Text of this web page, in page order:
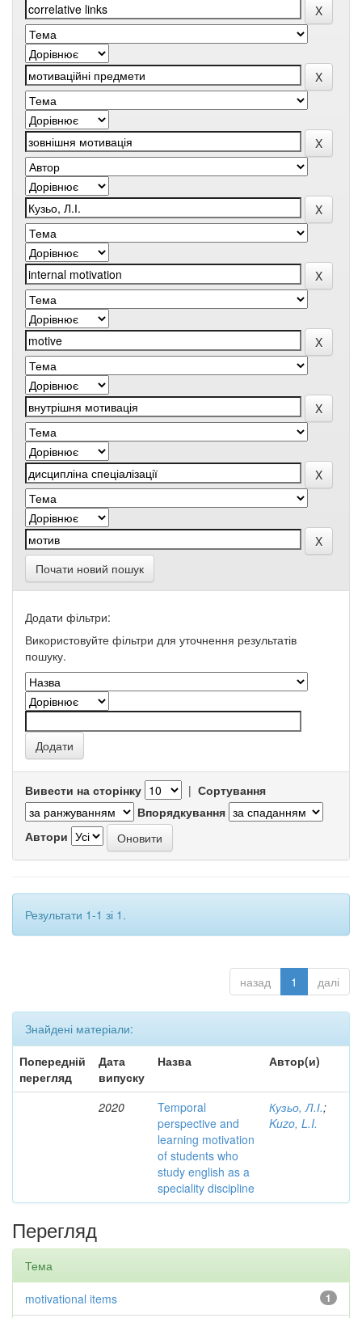
Почати новий пошук
Додати фільтри:
Використовуйте фільтри для уточнення результатів
пошуку.
Вивести на сторінку | Сортування
Впорядкування
Автори
Результати 1-1 зі 1.
назад 1 далі
Знайдені матеріали:
Попередній
перегляд
Дата
випуску
Назва Автор(и)
2020
Temporal
perspective and
learning motivation
of students who
study english as a
speciality discipline
Кузьо, Л.І.;
Kuzo, L.I.
Перегляд
Тема
1
motivational items